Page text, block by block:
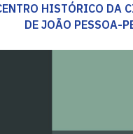
HISTÓRICO DA
DE JOÃO PESSOA-